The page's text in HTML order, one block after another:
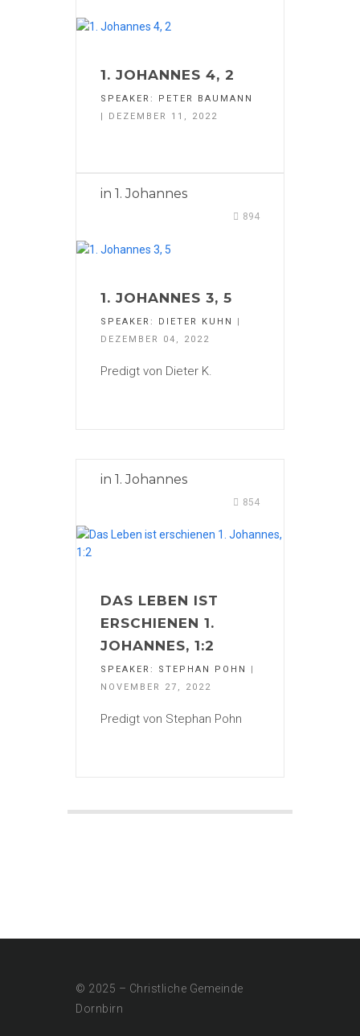
1. JOHANNES 4, 2
SPEAKER: PETER BAUMANN
| DEZEMBER 11, 2022
in 1. Johannes
894
1. JOHANNES 3, 5
SPEAKER: DIETER KUHN
|
DEZEMBER 04, 2022
Predigt von Dieter K.
in 1. Johannes
854
DAS LEBEN IST
ERSCHIENEN 1.
JOHANNES, 1:2
SPEAKER: STEPHAN POHN
|
NOVEMBER 27, 2022
Predigt von Stephan Pohn
© 2025 – Christliche Gemeinde
Dornbirn